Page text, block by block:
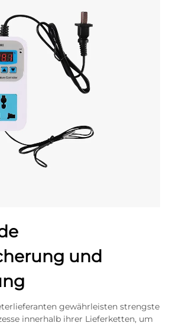
und
gewährleisten strengste
innerhalb ihrer Lieferketten, um